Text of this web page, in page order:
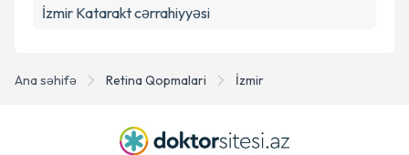
Ana səhifə Retina Qopmalari İzmir
İzmir Katarakt cərrahiyyəsi